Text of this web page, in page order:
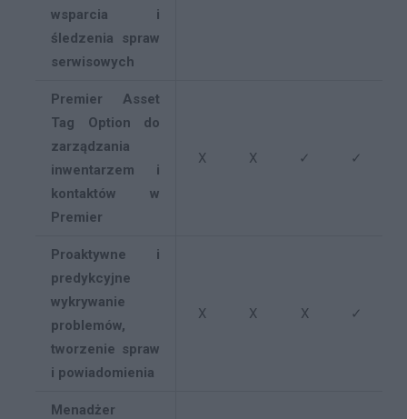
wsparcia i
śledzenia spraw
serwisowych
Premier Asset
Tag Option do
zarządzania
inwentarzem i
kontaktów w
Premier
X X ✓ ✓
Proaktywne i
predykcyjne
wykrywanie
problemów,
tworzenie spraw
i powiadomienia
X X X ✓
Menadżer